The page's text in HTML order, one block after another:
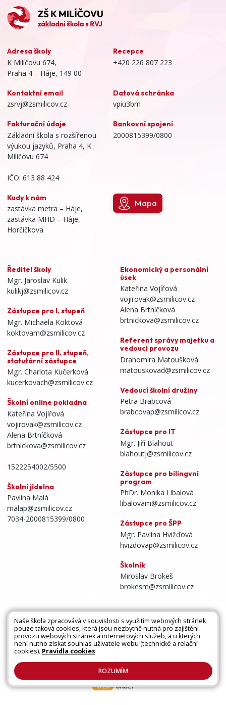
Adresa školy
K Milíčovu 674,
Praha 4 – Háje, 149 00
Recepce
+420 226 807 223
Kontaktní email
zsrvj@zsmilicov.cz
Datová schránka
vpiu3bm
Fakturační údaje
Základní škola s rozšířenou
výukou jazyků, Praha 4, K
Milíčovu 674
IČO: 613 88 424
Bankovní spojení
2000815399/0800
Kudy k nám
zastávka metra – Háje,
zastávka MHD – Háje,
Horčičkova
Mapa
Ředitel školy
Mgr. Jaroslav Kulik
kulikj@zsmilicov.cz
Zástupce pro I. stupeň
Mgr. Michaela Koktová
koktovam@zsmilicov.cz
Zástupce pro II. stupeň,
statutární zástupce
Mgr. Charlota Kučerková
kucerkovach@zsmilicov.cz
Školní online pokladna
Kateřina Vojířová
vojirovak@zsmilicov.cz
Alena Brtníčková
brtnickova@zsmilicov.cz
1522254002/5500
Školní jídelna
Pavlína Malá
malap@zsmilicov.cz
7034-2000815399/0800
Ekonomický a personální
úsek
Kateřina Vojířová
vojirovak@zsmilicov.cz
Alena Brtníčková
brtnickova@zsmilicov.cz
Referent správy majetku a
vedoucí provozu
Drahomíra Matoušková
matouskovad@zsmilicov.cz
Vedoucí školní družiny
Petra Brabcová
brabcovap@zsmilicov.cz
Zástupce pro IT
Mgr. Jiří Blahout
blahoutj@zsmilicov.cz
Zástupce pro bilingvní
program
PhDr. Monika Líbalová
libalovam@zsmilicov.cz
Zástupce pro ŠPP
Mgr. Pavlína Hvižďová
hvizdovap@zsmilicov.cz
Školník
Miroslav Brokeš
brokesm@zsmilicov.cz
Všechna práva vyhrazena. Copyright © 2026 |
Mapa stránek|Kontakty|Přihlásit|Prohlášení
o přístupnosti|
Naše škola zpracovává v souvislosti s využitím webových stránek
pouze taková cookies, která jsou nezbytně nutná pro zajištění
provozu webových stránek a internetových služeb, a u kterých
není nutno získat souhlas uživatele webu (technické a relační
cookies). Pravidla cookies
ROZUMÍM